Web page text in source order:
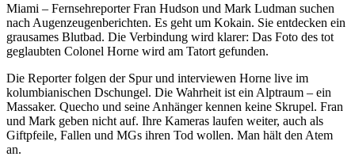
Miami – Fernsehreporter Fran Hudson und Mark Ludman suchen
nach Augenzeugenberichten. Es geht um Kokain. Sie entdecken ein
grausames Blutbad. Die Verbindung wird klarer: Das Foto des tot
geglaubten Colonel Horne wird am Tatort gefunden.
Die Reporter folgen der Spur und interviewen Horne live im
kolumbianischen Dschungel. Die Wahrheit ist ein Alptraum – ein
Massaker. Quecho und seine Anhänger kennen keine Skrupel. Fran
und Mark geben nicht auf. Ihre Kameras laufen weiter, auch als
Giftpfeile, Fallen und MGs ihren Tod wollen. Man hält den Atem
an.